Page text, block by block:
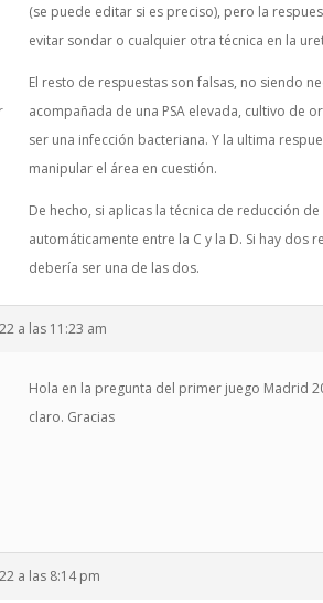
(se puede editar si es preciso), pero la
evitar sondar o cualquier otra técnica en la
El resto de respuestas son falsas, no siendo
acompañada de una PSA elevada, cultivo de
ser una infección bacteriana. Y la ultima
manipular el área en cuestión.
De hecho, si aplicas la técnica de reducción
automáticamente entre la C y la D. Si hay dos
debería ser una de las dos.
a las 11:23 am
Hola en la pregunta del primer juego Madrid
claro. Gracias
a las 8:14 pm